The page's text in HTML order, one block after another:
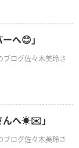
へ😊」
ログ佐々木美玲さ
んへ☀️✉️」
ログ佐々木美玲さ